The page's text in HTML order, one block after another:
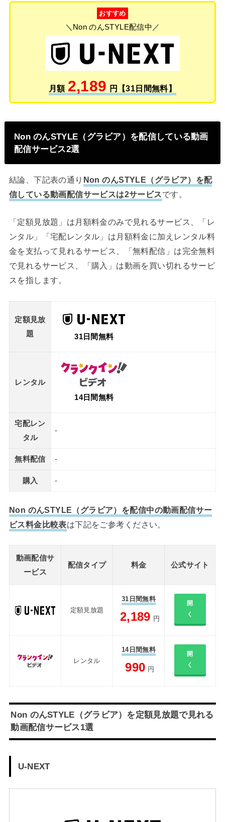
おすすめ
＼Non のんSTYLE配信中／
月額 2,189 円【31日間無料】
Non のんSTYLE（グラビア）を配信している動画
配信サービス2選
結論、下記表の通り Non のんSTYLE（グラビア）を配
信している動画配信サービスは2サービスです。
「定額見放題」は月額料金のみで見れるサービス、「レ
ンタル」「宅配レンタル」は月額料金に加えレンタル料
金を支払って見れるサービス、「無料配信」は完全無料
で見れるサービス、「購入」は動画を買い切れるサービ
スを指します。
定額見放
題
31日間無料
レンタル
14日間無料
宅配レン
タル
-
無料配信 -
購入 -
Non のんSTYLE（グラビア）を配信中の動画配信サー
ビス料金比較表は下記をご参考ください。
動画配信サ
ービス
配信タイプ 料金 公式サイト
定額見放題
31日間無料
2,189 円
開
く
レンタル
14日間無料
990 円
開
く
Non のんSTYLE（グラビア）を定額見放題で見れる
動画配信サービス1選
U-NEXT